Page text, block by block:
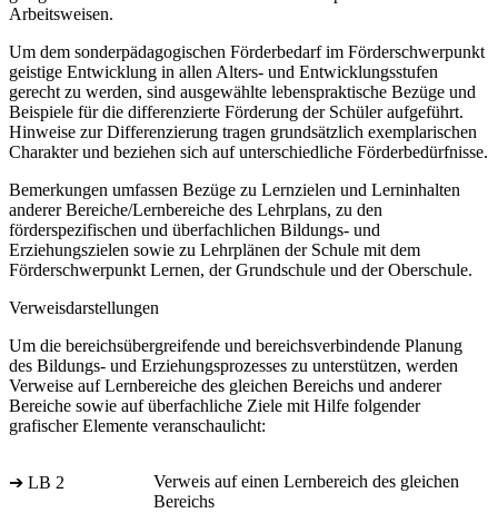
Arbeitsweisen.
Um dem sonderpädagogischen Förderbedarf im Förderschwerpunkt
geistige Entwicklung in allen Alters- und Entwicklungsstufen
gerecht zu werden, sind ausgewählte lebenspraktische Bezüge und
Beispiele für die differenzierte Förderung der Schüler aufgeführt.
Hinweise zur Differenzierung tragen grundsätzlich exemplarischen
Charakter und beziehen sich auf unterschiedliche Förderbedürfnisse.
Bemerkungen umfassen Bezüge zu Lernzielen und Lerninhalten
anderer Bereiche/Lernbereiche des Lehrplans, zu den
förderspezifischen und überfachlichen Bildungs- und
Erziehungszielen sowie zu Lehrplänen der Schule mit dem
Förderschwerpunkt Lernen, der Grundschule und der Oberschule.
Verweisdarstellungen
Um die bereichsübergreifende und bereichsverbindende Planung
des Bildungs- und Erziehungsprozesses zu unterstützen, werden
Verweise auf Lernbereiche des gleichen Bereichs und anderer
Bereiche sowie auf überfachliche Ziele mit Hilfe folgender
grafischer Elemente veranschaulicht:
➔ LB 2
Verweis auf einen Lernbereich des gleichen
Bereichs